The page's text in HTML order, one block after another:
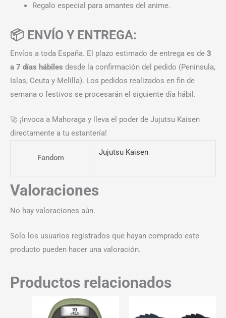
Regalo especial para amantes del anime.
📦 ENVÍO Y ENTREGA:
Envíos a toda España. El plazo estimado de entrega es de 3
a 7 días hábiles desde la confirmación del pedido (Península,
Islas, Ceuta y Melilla). Los pedidos realizados en fin de
semana o festivos se procesarán el siguiente día hábil.
🚀 ¡Invoca a Mahoraga y lleva el poder de Jujutsu Kaisen
directamente a tu estantería!
Fandom
Jujutsu Kaisen
Valoraciones
No hay valoraciones aún.
Solo los usuarios registrados que hayan comprado este
producto pueden hacer una valoración.
Productos relacionados